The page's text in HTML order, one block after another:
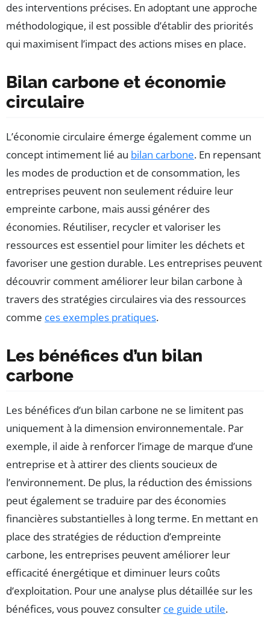
des interventions précises. En adoptant une approche
méthodologique, il est possible d’établir des priorités
qui maximisent l’impact des actions mises en place.
Bilan carbone et économie
circulaire
L’économie circulaire émerge également comme un
concept intimement lié au bilan carbone. En repensant
les modes de production et de consommation, les
entreprises peuvent non seulement réduire leur
empreinte carbone, mais aussi générer des
économies. Réutiliser, recycler et valoriser les
ressources est essentiel pour limiter les déchets et
favoriser une gestion durable. Les entreprises peuvent
découvrir comment améliorer leur bilan carbone à
travers des stratégies circulaires via des ressources
comme ces exemples pratiques.
Les bénéfices d’un bilan
carbone
Les bénéfices d’un bilan carbone ne se limitent pas
uniquement à la dimension environnementale. Par
exemple, il aide à renforcer l’image de marque d’une
entreprise et à attirer des clients soucieux de
l’environnement. De plus, la réduction des émissions
peut également se traduire par des économies
financières substantielles à long terme. En mettant en
place des stratégies de réduction d’empreinte
carbone, les entreprises peuvent améliorer leur
efficacité énergétique et diminuer leurs coûts
d’exploitation. Pour une analyse plus détaillée sur les
bénéfices, vous pouvez consulter ce guide utile.